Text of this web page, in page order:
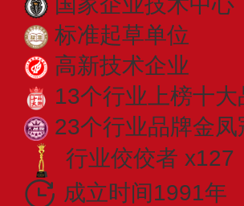
标准起草单位
高新技术企业
13个行业上榜十大
23个行业品牌金凤
行业佼佼者 x127
成立时间1991年